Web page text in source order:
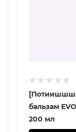
бальзам
200 мл